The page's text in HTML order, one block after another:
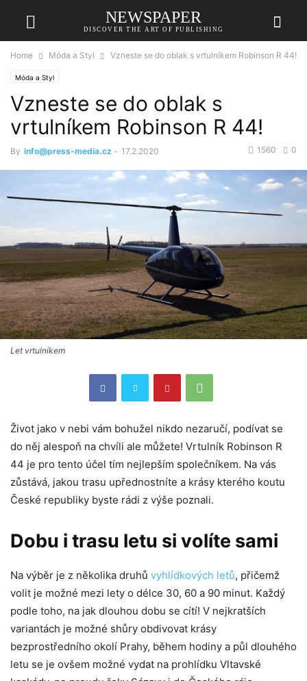
NEWSPAPER
DISCOVER THE ART OF PUBLISHING
Home Móda a Styl Vzneste se do oblak s vrtulníkem Robinson R 44!
Móda a Styl
Vzneste se do oblak s
vrtulníkem Robinson R 44!
By info@press-media.cz - 17.2.2020 0
1560
Let vrtulníkem
Život jako v nebi vám bohužel nikdo nezaručí, podívat se
do něj alespoň na chvíli ale můžete! Vrtulník Robinson R
44 je pro tento účel tím nejlepším společníkem. Na vás
zůstává, jakou trasu upřednostníte a krásy kterého koutu
České republiky byste rádi z výše poznali.
Dobu i trasu letu si volíte sami
Na výběr je z několika druhů vyhlídkových letů, přičemž
volit je možné mezi lety o délce 30, 60 a 90 minut. Každý
podle toho, na jak dlouhou dobu se cítí! V nejkratších
variantách je možné shůry obdivovat krásy
bezprostředního okolí Prahy, během hodiny a půl dlouhého
letu se je ovšem možné vydat na prohlídku Vltavské